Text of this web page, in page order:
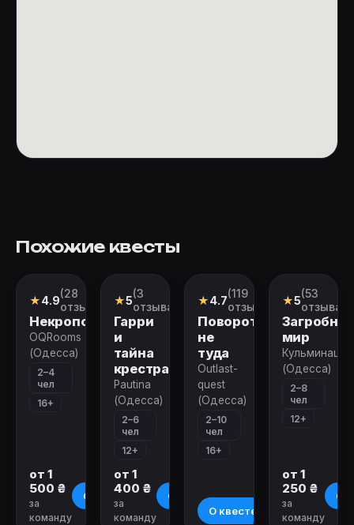
Похожие квесты
Квест
★4.9(28
отзывов)
Некрополь
OQRooms
(Одесса)
2–4
чел
16+
от 1
500 ₴
за
команду
О квесте
Квест
★5(3
отзыва)
Гарри
и
тайна
крестража
Pautina
(Одесса)
2–6
чел
12+
от 1
400 ₴
за
команду
О квесте
Перформанс
★4.7(119
отзывов)
Поворот
не
туда
Outlast-
quest
(Одесса)
2–10
чел
16+
О квесте
★5(53
отзыва)
мир
Кульминация
(Одесса)
2–8
чел
12+
от 1
250 ₴
за
команду
О